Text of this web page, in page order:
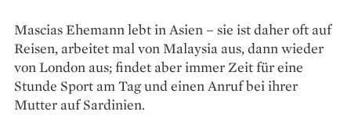
Mascias Ehemann lebt in Asien – sie ist daher oft auf
Reisen, arbeitet mal von Malaysia aus, dann wieder
von London aus; findet aber immer Zeit für eine
Stunde Sport am Tag und einen Anruf bei ihrer
Mutter auf Sardinien.